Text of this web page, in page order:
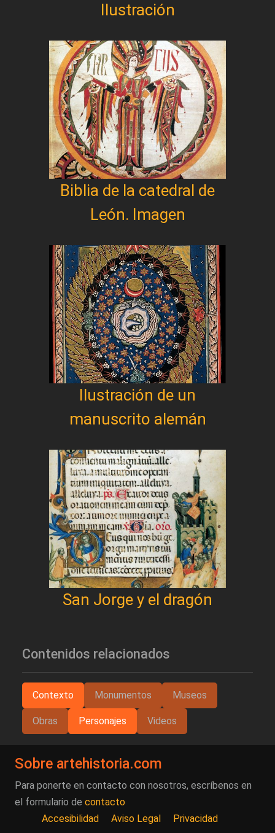
Ilustración
Biblia de la catedral de
León. Imagen
Ilustración de un
manuscrito alemán
San Jorge y el dragón
Contenidos relacionados
Contexto Monumentos Museos
Obras Personajes Videos
Sobre artehistoria.com
Para ponerte en contacto con nosotros, escríbenos en
el formulario de contacto
Accesibilidad
Aviso Legal Privacidad